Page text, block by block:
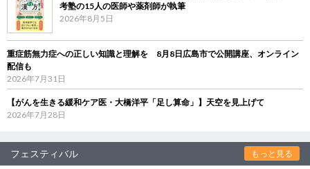
考塾の15人の医師や薬剤師が執筆
2026年8月5日
重症筋無力症への正しい知識と理解を 8月8日広島市で公開講座、オンライン
配信も
2026年7月31日
【がんを生きる緩和ケア医・大橋洋平「足し算命」】天空を見上げて
2026年7月28日
フェスティバル もっと見る